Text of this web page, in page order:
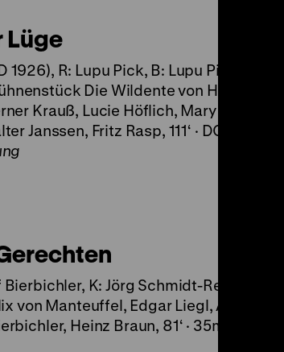
Lüge
1926), R: Lupu Pick, B: Lupu Pick und
Die Wildente von Henrik
Krauß, Lucie Höflich, Mary Johnson,
Janssen, Fritz Rasp, 111‘ · DCP
Bierbichler, K: Jörg Schmidt-Reitwein, D:
von Manteuffel, Edgar Liegl, Andreas
Heinz Braun, 81‘ · 35mm